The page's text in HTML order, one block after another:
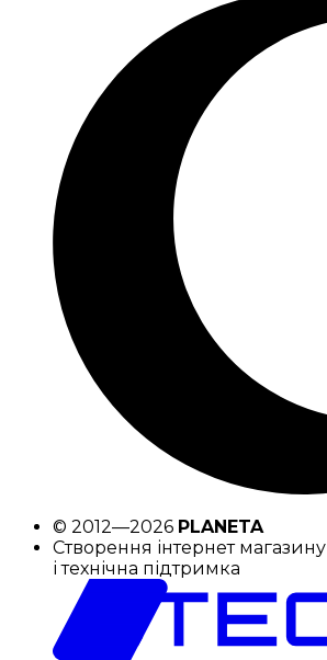
© 2012—2026 PLANETA
Створення інтернет магазину
і технічна підтримка